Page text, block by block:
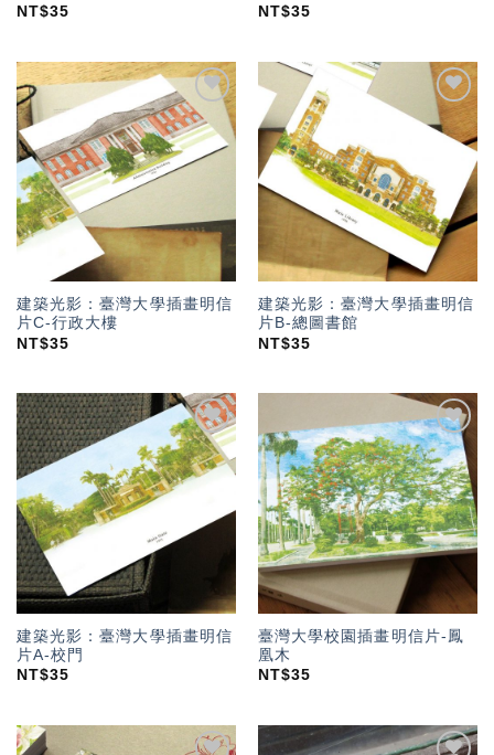
NT$35
NT$35
加入
「願
望輕
單」
建築光影：臺灣大學插畫明信
片C-行政大樓
NT$35
加入
「願
望輕
建築光影：臺灣大學插畫明信
片B-總圖書館
NT$35
加入
「願
望輕
建築光影：臺灣大學插畫明信
片A-校門
NT$35
加入
「願
望輕
單」
臺灣大學校園插畫明信片-鳳
凰木
NT$35